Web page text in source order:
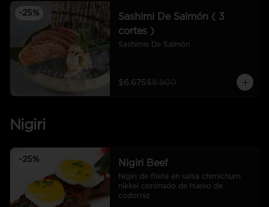
-25%
Sashimi De Salmón ( 3
cortes )
Sashimis De Salmón
$6.675$8.900
Nigiri
-25% Nigiri Beef
Nigiri de filete en salsa chimichurri
nikkei coronado de huevo de
codorniz